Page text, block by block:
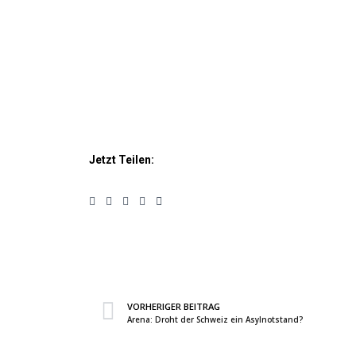
Jetzt Teilen:
VORHERIGER BEITRAG
Arena: Droht der Schweiz ein Asylnotstand?